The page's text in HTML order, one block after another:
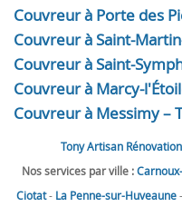
Couvreur à Porte des
Couvreur à Saint-
Couvreur à Saint-
Couvreur à Marcy-
Couvreur à Messimy –
Tony Artisan Rénovation
Nos services par ville :
Ciotat- La Penne-sur-Huveaune-